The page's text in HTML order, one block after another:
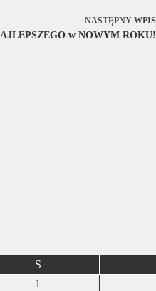
NASTĘPNY WPIS
w NOWYM ROKU!
S
1